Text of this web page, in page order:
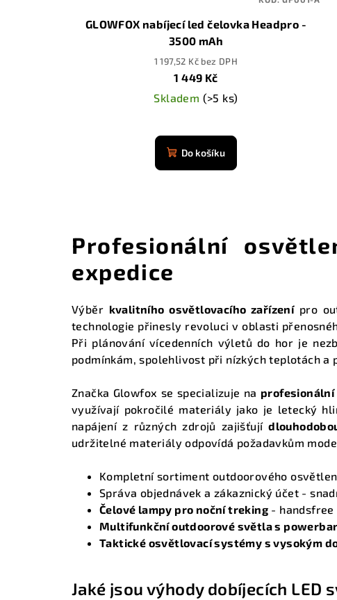
GLOWFOX nabíjecí led čelovka Headpro -
3500 mAh
1 197,52 Kč bez DPH
1 449 Kč
Skladem (>5 ks)
hodnocení
produktu
je
hvězdiček.
Do košíku
Profesionální
expedice
Výběr kvalitního osvětlovacího zařízenípro
technologie přinesly revoluci v oblasti
Při plánování vícedenních výletů do hor je
podmínkám, spolehlivost při nízkých teplotách a
Značka Glowfox se specializuje na profesionální
využívají pokročilé materiály jako je letecký
napájení z různých zdrojů zajišťují
udržitelné materiály odpovídá požadavkům
Kompletní sortiment outdoorového
Správa objednávek a zákaznický účet -
Čelové lampy pro noční treking -
Multifunkční outdoorové světla s
Taktické osvětlovací systémy s vysokým
Jaké jsou výhody dobíjecích